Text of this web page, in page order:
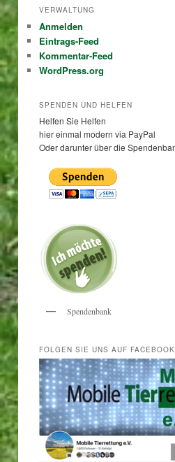
VERWALTUNG
Anmelden
Eintrags-Feed
Kommentar-Feed
WordPress.org
SPENDEN UND HELFEN
Helfen Sie Helfen
hier einmal modern via PayPal
Oder darunter über die
Spendenbank
FOLGEN SIE UNS AUF FACEBOOK